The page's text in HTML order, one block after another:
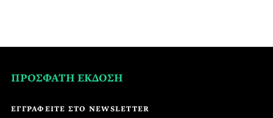
ΠΡΟΣΦΑΤΗ ΕΚΔΟΣΗ
ΕΓΓΡΑΦΕΙΤΕ ΣΤΟ NEWSLETTER